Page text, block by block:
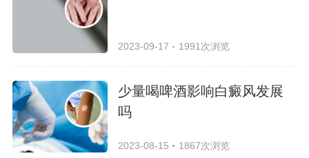
2023-09-17 1991次浏览
少量喝啤酒影响白癜风发展
吗
2023-08-15 1867次浏览